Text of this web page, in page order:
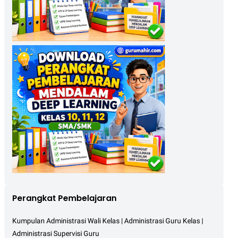
Perangkat Pembelajaran
Kumpulan Administrasi Wali Kelas | Administrasi Guru Kelas |
Administrasi Supervisi Guru